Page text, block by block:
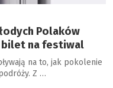
Polaków
bilet na festiwal
na to, jak pokolenie
Z …